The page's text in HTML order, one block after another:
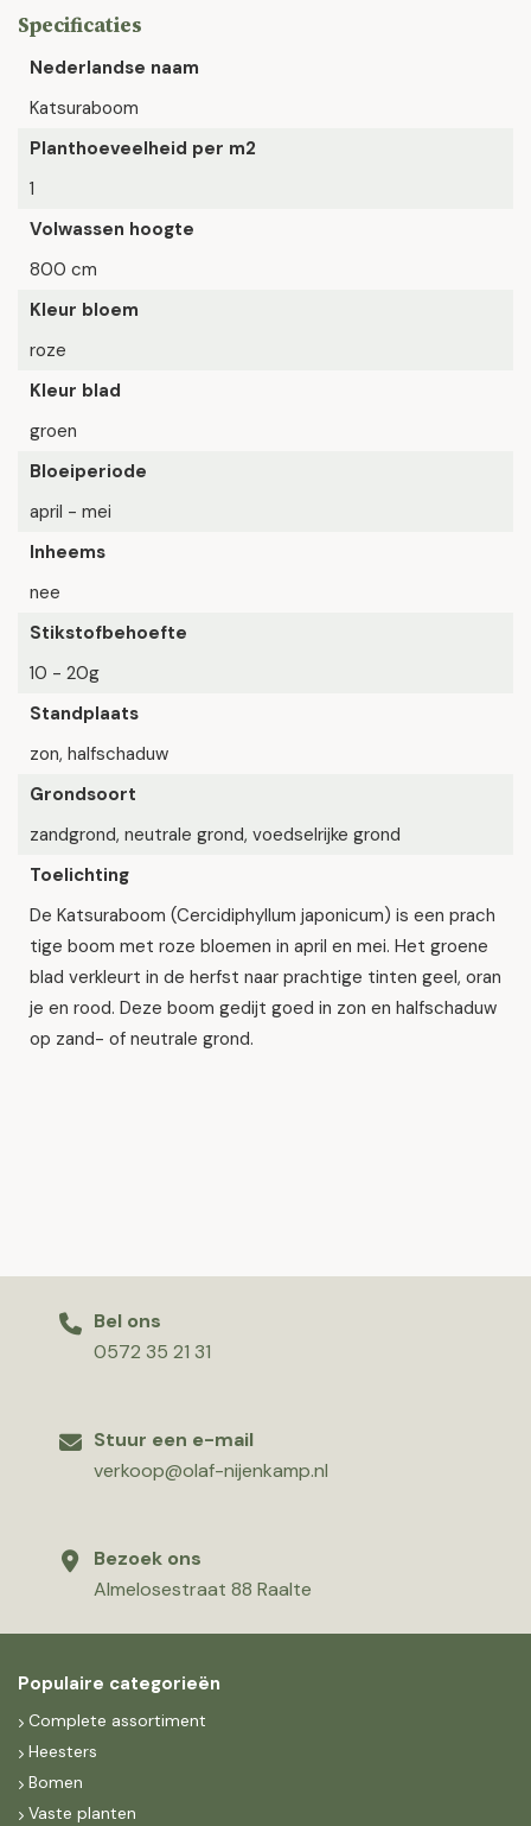
Specificaties
Nederlandse naam
Katsuraboom
Planthoeveelheid per m2
1
Volwassen hoogte
800 cm
Kleur bloem
roze
Kleur blad
groen
Bloeiperiode
april - mei
Inheems
nee
Stikstofbehoefte
10 - 20g
Standplaats
zon, halfschaduw
Grondsoort
zandgrond, neutrale grond, voedselrijke grond
Toelichting
De Katsuraboom (Cercidiphyllum japonicum) is een prach
tige boom met roze bloemen in april en mei. Het groene
blad verkleurt in de herfst naar prachtige tinten geel, oran
je en rood. Deze boom gedijt goed in zon en halfschaduw
op zand- of neutrale grond.
Bel ons
0572 35 21 31
Stuur een e-mail
verkoop@olaf-nijenkamp.nl
Bezoek ons
Almelosestraat 88 Raalte
Populaire categorieën
Complete assortiment
Heesters
Bomen
Vaste planten